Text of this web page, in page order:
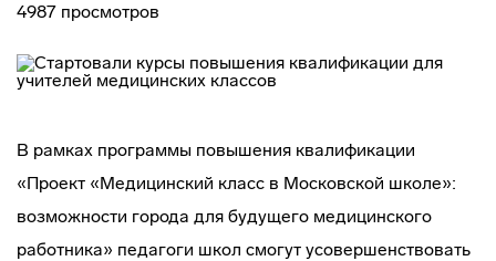
4987 просмотров
В рамках программы повышения квалификации
«Проект «Медицинский класс в Московской школе»:
возможности города для будущего медицинского
работника» педагоги школ смогут усовершенствовать